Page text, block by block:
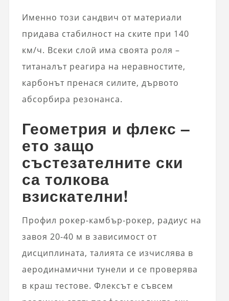
Именно този сандвич от материали
придава стабилност на ските при 140
км/ч. Всеки слой има своята роля –
титаналът реагира на неравностите,
карбонът пренася силите, дървото
абсорбира резонанса.
Геометрия и флекс –
ето защо
състезателните ски
са толкова
взискателни!
Профил рокер-камбър-рокер, радиус на
завоя 20-40 м в зависимост от
дисциплината, талията се изчислява в
аеродинамични тунели и се проверява
в краш тестове. Флексът е съвсем